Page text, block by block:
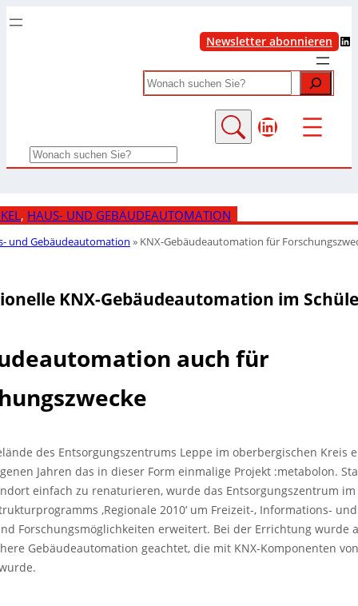
Newsletter abonnieren LinkedIn
Search
LinkedIn
Search
, HAUS- UND GEBÄUDEAUTOMATION
und Gebäudeautomation » KNX-Gebäudeautomation für
KNX-Gebäudeautomation im
auch für
des Entsorgungszentrums Leppe im oberbergischen Kreis
Jahren das in dieser Form einmalige Projekt :metabolon.
einfach zu renaturieren, wurde das Entsorgungszentrum im
‚Regionale 2010‘ um Freizeit-, Informations-
Forschungsmöglichkeiten erweitert. Bei der Errichtung wurde
Gebäudeautomation geachtet, die mit KNX-Komponenten von